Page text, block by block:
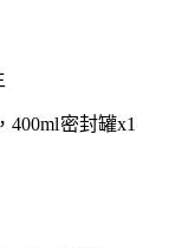
400ml密封罐x1